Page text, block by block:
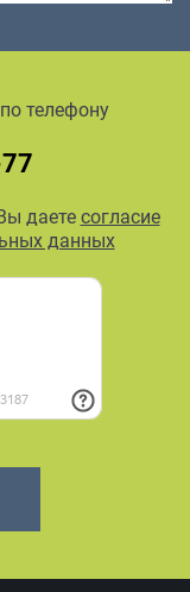
телефону
даете согласие
данных